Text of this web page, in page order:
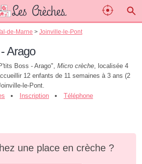
de-Marne > Joinville-le-Pont
Arago
Boss - Arago", Micro crèche, localisée 4
12 enfants de 11 semaines à 3 ans (2
le-Pont.
Inscription Téléphone
une place en crèche ?